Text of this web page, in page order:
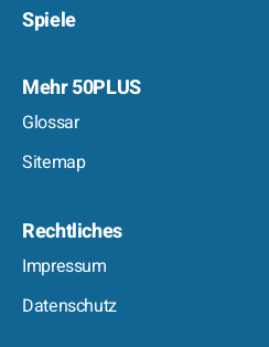
Spiele
Mehr 50PLUS
Glossar
Sitemap
Rechtliches
Impressum
Datenschutz